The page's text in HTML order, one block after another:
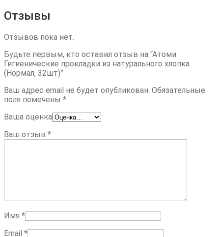
Отзывы
Отзывов пока нет.
Будьте первым, кто оставил отзыв на “Атоми
Гигиенические прокладки из натурального хлопка
(Нормал, 32шт)”
Ваш адрес email не будет опубликован. Обязательные
поля помечены *
Ваша оценка
Ваш отзыв *
Имя *
Email *